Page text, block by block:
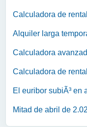
Calculadora de
Alquiler larga
Calculadora
Calculadora de
El euribor subiÃ³ en
Mitad de abril de